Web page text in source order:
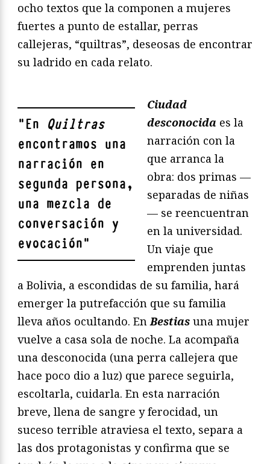
ocho textos que la componen a mujeres
fuertes a punto de estallar, perras
callejeras, “quiltras”, deseosas de encontrar
su ladrido en cada relato.
"En Quiltras
encontramos una
narración en
segunda persona,
una mezcla de
conversación y
evocación"
Ciudad
desconocida es la
narración con la
que arranca la
obra: dos primas —
separadas de niñas
— se reencuentran
en la universidad.
Un viaje que
emprenden juntas
a Bolivia, a escondidas de su familia, hará
emerger la putrefacción que su familia
lleva años ocultando. EnBestias una mujer
vuelve a casa sola de noche. La acompaña
una desconocida (una perra callejera que
hace poco dio a luz) que parece seguirla,
escoltarla, cuidarla. En esta narración
breve, llena de sangre y ferocidad, un
suceso terrible atraviesa el texto, separa a
las dos protagonistas y confirma que se